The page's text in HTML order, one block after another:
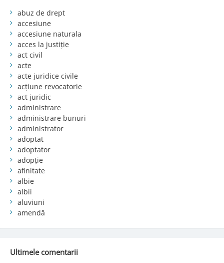
abuz de drept
accesiune
accesiune naturala
acces la justiție
act civil
acte
acte juridice civile
acțiune revocatorie
act juridic
administrare
administrare bunuri
administrator
adoptat
adoptator
adopție
afinitate
albie
albii
aluviuni
amendă
Ultimele comentarii